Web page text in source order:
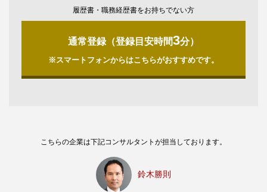
履歴書・職務経歴書をお持ちでない方
通常登録（登録目安時間3分）
※スマートフォンからはこちらがおすすめです。
こちらの企業は下記コンサルタントが担当しております。
鈴木勝則